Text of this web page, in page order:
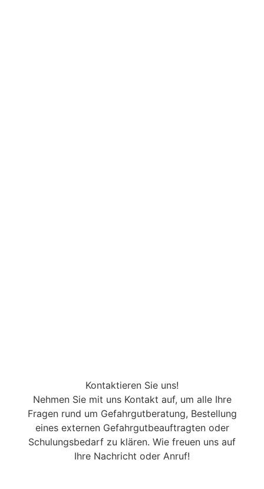
Kontaktieren Sie uns!
Nehmen Sie mit uns Kontakt auf, um alle Ihre
Fragen rund um Gefahrgutberatung, Bestellung
eines externen Gefahrgutbeauftragten oder
Schulungsbedarf zu klären. Wie freuen uns auf
Ihre Nachricht oder Anruf!